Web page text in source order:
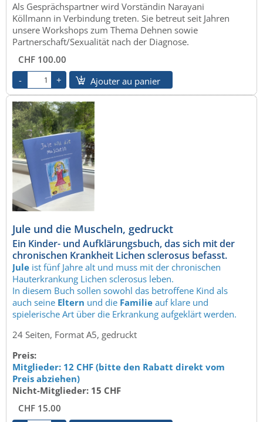
Als Gesprächspartner wird Vorständin Narayani
Köllmann in Verbindung treten. Sie betreut seit Jahren
unsere Workshops zum Thema Dehnen sowie
Partnerschaft/Sexualität nach der Diagnose.
CHF 100.00
Ajouter au panier
Jule und die Muscheln, gedruckt
Ein Kinder- und Aufklärungsbuch, das sich mit der
chronischen Krankheit Lichen sclerosus befasst.
Jule ist fünf Jahre alt und muss mit der chronischen
Hauterkrankung Lichen sclerosus leben.
In diesem Buch sollen sowohl das betroffene Kind als
auch seine Eltern und die Familie auf klare und
spielerische Art über die Erkrankung aufgeklärt werden.
24 Seiten, Format A5, gedruckt
Preis:
Mitglieder: 12 CHF (bitte den Rabatt direkt vom
Preis abziehen)
Nicht-Mitglieder: 15 CHF
CHF 15.00